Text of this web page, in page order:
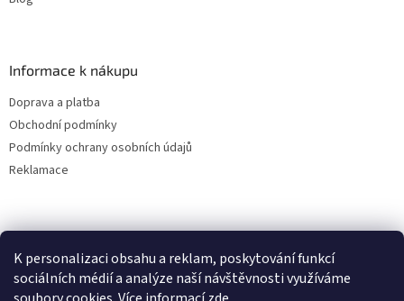
K personalizaci obsahu a reklam, poskytování funkcí
sociálních médií a analýze naší návštěvnosti využíváme
Informace k nákupu
Doprava a platba
Obchodní podmínky
Podmínky ochrany osobních údajů
Reklamace